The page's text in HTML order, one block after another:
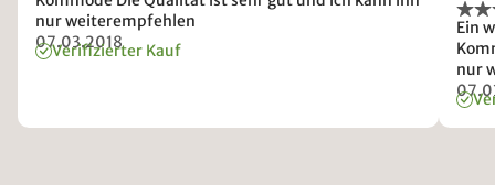
nur weiterempfehlen
07.03.2018
Verifizierter Kauf
Ein
nur